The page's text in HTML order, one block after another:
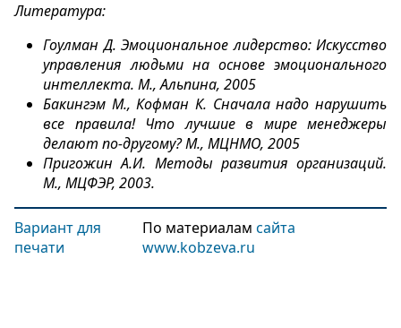
Литература:
Гоулман Д. Эмоциональное лидерство: Искусство
управления людьми на основе эмоционального
интеллекта. М., Альпина, 2005
Бакингэм М., Кофман К. Сначала надо нарушить
все правила! Что лучшие в мире менеджеры
делают по-другому? М., МЦНМО, 2005
Пригожин А.И. Методы развития организаций.
М., МЦФЭР, 2003.
Вариант для
печати
По материалам сайта
www.kobzeva.ru